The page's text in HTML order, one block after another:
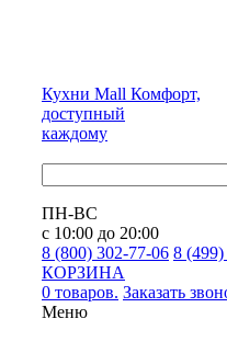
Кухни Mall Комфорт,
доступный
каждому
ПН-ВС
с 10:00 до 20:00
8 (800) 302-77-06 8 (499)
КОРЗИНА
0 товаров. Заказать
Меню